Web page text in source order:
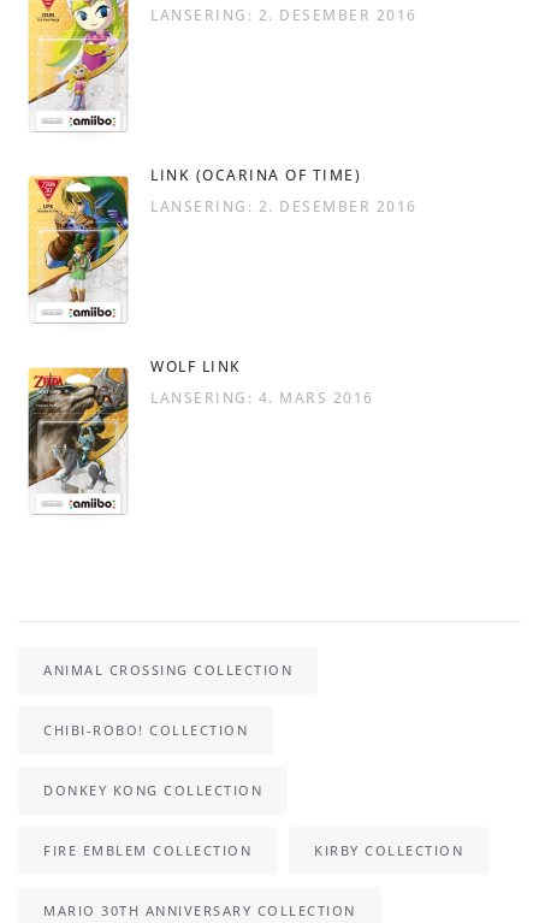
LANSERING: 2. DESEMBER 2016
LINK (OCARINA OF TIME)
LANSERING: 2. DESEMBER 2016
WOLF LINK
LANSERING: 4. MARS 2016
ANIMAL CROSSING COLLECTION
CHIBI-ROBO! COLLECTION
DONKEY KONG COLLECTION
FIRE EMBLEM COLLECTION KIRBY COLLECTION
MARIO 30TH ANNIVERSARY COLLECTION